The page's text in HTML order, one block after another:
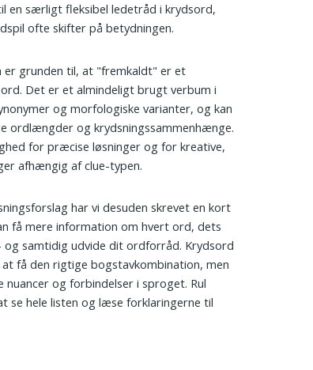
en særligt fleksibel ledetråd i krydsord,
ofte skifter på betydningen.
er grunden til, at "fremkaldt" er et
Det er et almindeligt brugt verbum i
og morfologiske varianter, og kan
ordlængder og krydsningssammenhænge.
for præcise løsninger og for kreative,
afhængig af clue-typen.
har vi desuden skrevet en kort
få mere information om hvert ord, dets
samtidig udvide dit ordforråd. Krydsord
at få den rigtige bogstavkombination, men
og forbindelser i sproget. Rul
se hele listen og læse forklaringerne til